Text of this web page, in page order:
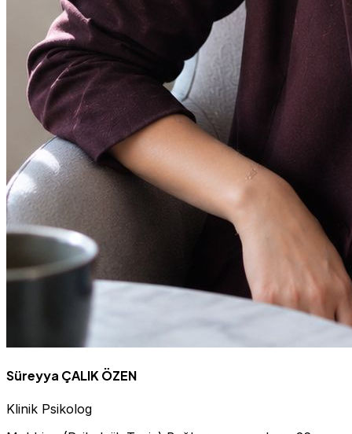
Süreyya ÇALIK ÖZEN
Klinik Psikolog